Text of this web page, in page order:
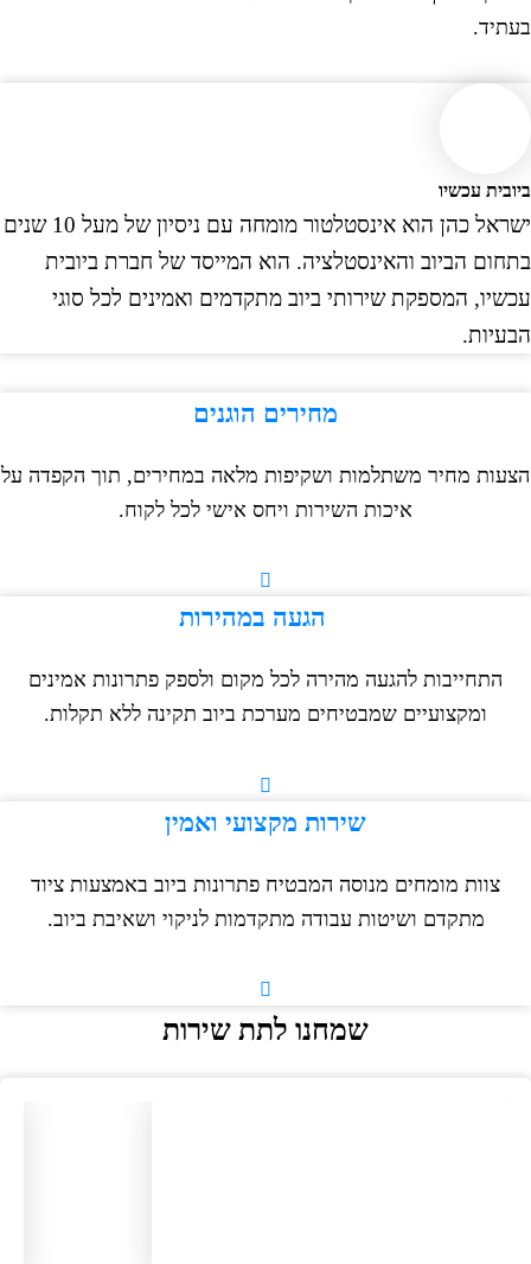
עכשיו
ישראל כהן הוא אינסטלטור מומחה עם ניסיון של מעל 10 שנים
הביוב והאינסטלציה. הוא המייסד של חברת ביובית
המספקת שירותי ביוב מתקדמים ואמינים לכל סוגי
מחירים הוגנים
מחיר משתלמות ושקיפות מלאה במחירים, תוך הקפדה על
איכות השירות ויחס אישי לכל לקוח.
הגעה במהירות
התחייבות להגעה מהירה לכל מקום ולספק פתרונות אמינים
ומקצועיים שמבטיחים מערכת ביוב תקינה ללא תקלות.
שירות מקצועי ואמין
צוות מומחים מנוסה המבטיח פתרונות ביוב באמצעות ציוד
מתקדם ושיטות עבודה מתקדמות לניקוי ושאיבת ביוב.
שמחנו לתת שירות